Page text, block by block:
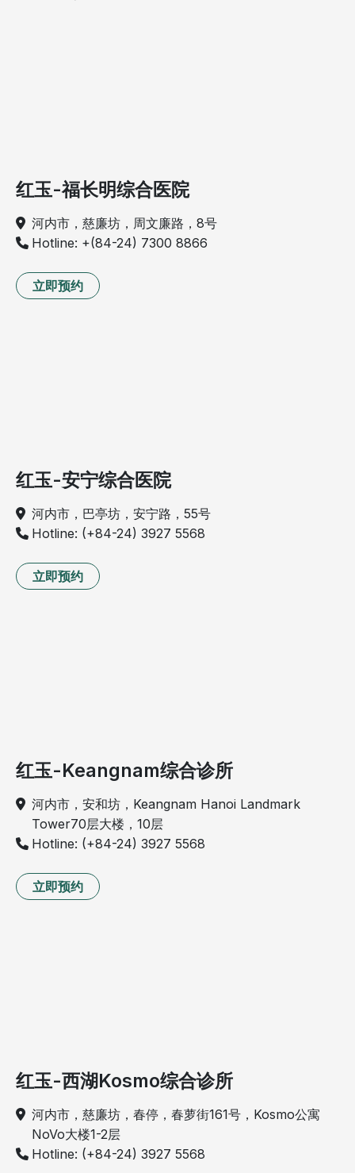
红玉-福长明综合医院
河内市，慈廉坊，周文廉路，8号
Hotline: +(84-24) 7300 8866
立即预约
红玉-安宁综合医院
河内市，巴亭坊，安宁路，55号
Hotline: (+84-24) 3927 5568
立即预约
红玉-Keangnam综合诊所
河内市，安和坊，Keangnam Hanoi Landmark
Tower70层大楼，10层
Hotline: (+84-24) 3927 5568
立即预约
红玉-西湖Kosmo综合诊所
河内市，慈廉坊，春停，春萝街161号，Kosmo公寓
NoVo大楼1-2层
Hotline: (+84-24) 3927 5568